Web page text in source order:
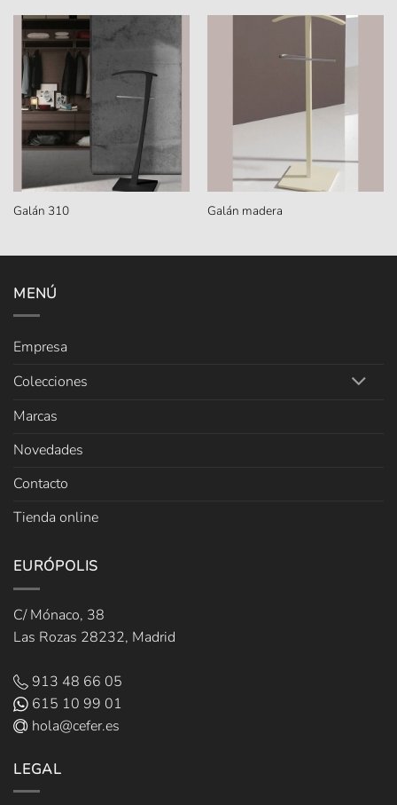
Galán 310 Galán madera
MENÚ
Empresa
Colecciones
Marcas
Novedades
Contacto
Tienda online
EURÓPOLIS
C/ Mónaco, 38
Las Rozas 28232, Madrid
913 48 66 05
615 10 99 01
hola@cefer.es
LEGAL